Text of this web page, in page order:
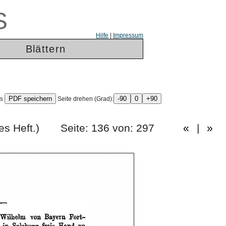
Hilfe Impressum
Blättern
Seite drehen (Grad):
Heft.) Seite: 136 von: 297 « | »